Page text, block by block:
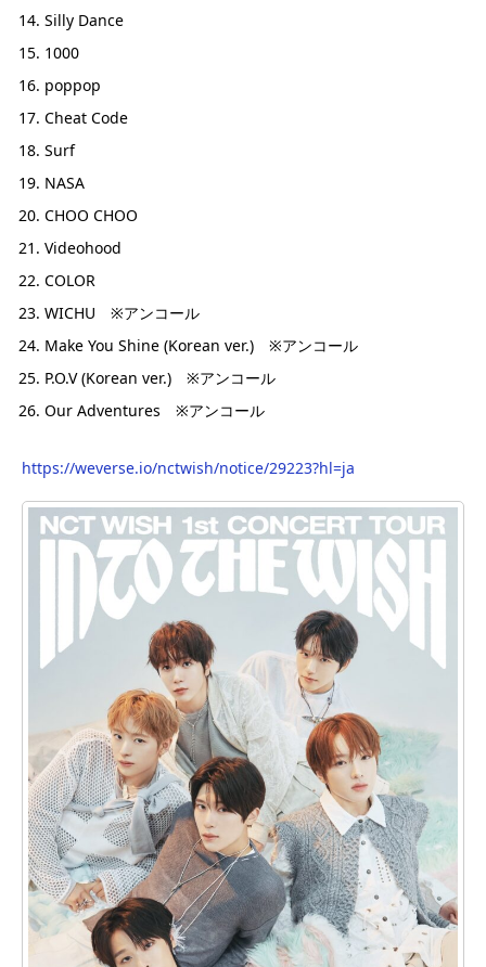
Silly Dance
1000
poppop
Cheat Code
Surf
NASA
CHOO CHOO
Videohood
COLOR
WICHU ※アンコール
Make You Shine (Korean ver.) ※アンコール
P.O.V (Korean ver.) ※アンコール
Our Adventures ※アンコール
https://weverse.io/nctwish/notice/29223?hl=ja